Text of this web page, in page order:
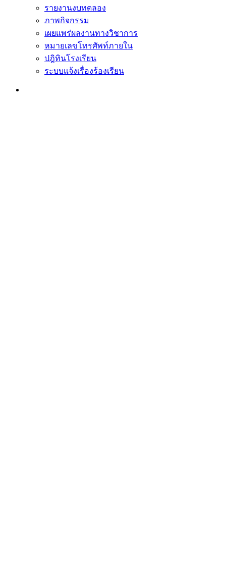
รายงานงบทดลอง
ภาพกิจกรรม
เผยแพร่ผลงานทางวิชาการ
หมายเลขโทรศัพท์ภายใน
ปฎิทินโรงเรียน
ระบบแจ้งเรื่องร้องเรียน